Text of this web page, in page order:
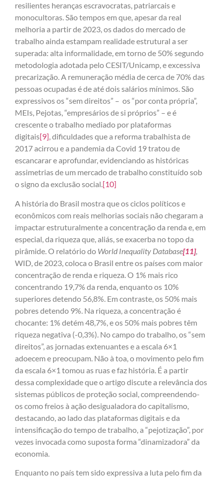
resilientes heranças escravocratas, patriarcais e
monocultoras. São tempos em que, apesar da real
melhoria a partir de 2023, os dados do mercado de
trabalho ainda estampam realidade estrutural a ser
superada: alta informalidade, em torno de 50% segundo
metodologia adotada pelo CESIT/Unicamp, e excessiva
precarização. A remuneração média de cerca de 70% das
pessoas ocupadas é de até dois salários mínimos. São
expressivos os “sem direitos” – os “por conta própria”,
MEIs, Pejotas, “empresários de si próprios” – e é
crescente o trabalho mediado por plataformas
digitais[9], dificuldades que a reforma trabalhista de
2017 acirrou e a pandemia da Covid 19 tratou de
escancarar e aprofundar, evidenciando as históricas
assimetrias de um mercado de trabalho constituído sob
o signo da exclusão social.[10]
A história do Brasil mostra que os ciclos políticos e
econômicos com reais melhorias sociais não chegaram a
impactar estruturalmente a concentração da renda e, em
especial, da riqueza que, aliás, se exacerba no topo da
pirâmide. O relatório do World Inequality Database[11],
WID, de 2023, coloca o Brasil entre os países com maior
concentração de renda e riqueza. O 1% mais rico
concentrando 19,7% da renda, enquanto os 10%
superiores detendo 56,8%. Em contraste, os 50% mais
pobres detendo 9%. Na riqueza, a concentração é
chocante: 1% detém 48,7%, e os 50% mais pobres têm
riqueza negativa (-0,3%). No campo do trabalho, os “sem
direitos”, as jornadas extenuantes e a escala 6×1
adoecem e preocupam. Não à toa, o movimento pelo fim
da escala 6×1 tomou as ruas e faz história. É a partir
dessa complexidade que o artigo discute a relevância dos
sistemas públicos de proteção social, compreendendo-
os como freios à ação desigualadora do capitalismo,
destacando, ao lado das plataformas digitais e da
intensificação do tempo de trabalho, a “pejotização”, por
vezes invocada como suposta forma “dinamizadora” da
economia.
Enquanto no país tem sido expressiva a luta pelo fim da